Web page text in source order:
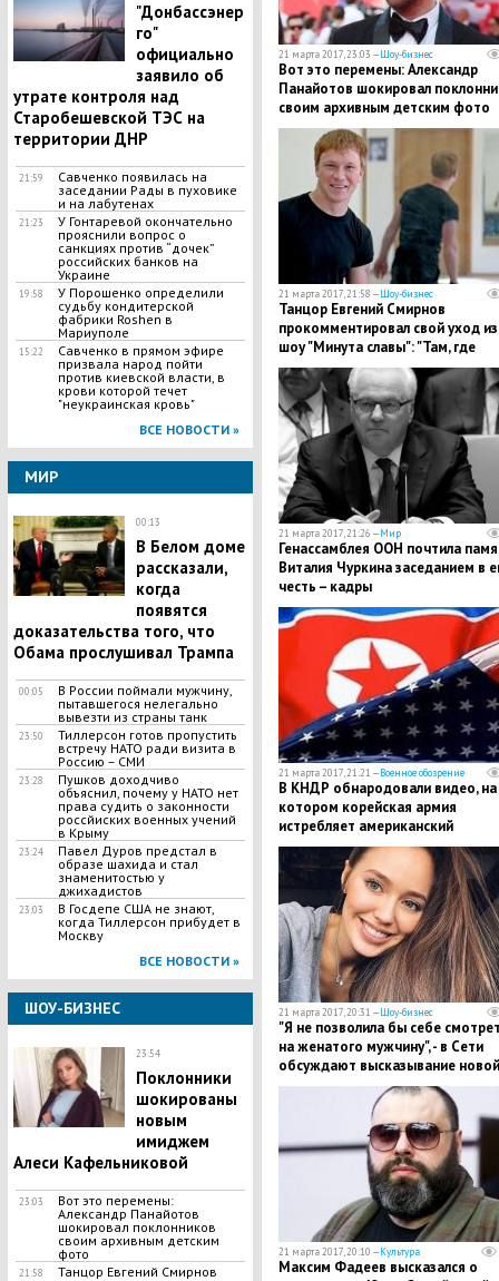
"Донбассэнер
го"
официально
заявило об
утрате контроля над
Старобешевской ТЭС на
территории ДНР
21:59
Савченко появилась на
заседании Рады в пуховике
и на лабутенах
21:23
У Гонтаревой окончательно
прояснили вопрос о
санкциях против “дочек”
российских банков на
Украине
19:58
У Порошенко определили
судьбу кондитерской
фабрики Roshen в
Мариуполе
15:22
Савченко в прямом эфире
призвала народ пойти
против киевской власти, в
крови которой течет
"неукраинская кровь"
ВСЕ НОВОСТИ »
МИР
00:13
В Белом доме
рассказали,
когда
появятся
доказательства того, что
Обама прослушивал Трампа
00:05
В России поймали мужчину,
пытавшегося нелегально
вывезти из страны танк
23:50
Тиллерсон готов пропустить
встречу НАТО ради визита в
Россию – СМИ
23:28
Пушков доходчиво
объяснил, почему у НАТО нет
права судить о законности
россйиских военных учений
в Крыму
23:24
Павел Дуров предстал в
образе шахида и стал
знаменитостью у
джихадистов
23:03
В Госдепе США не знают,
когда Тиллерсон прибудет в
Москву
ВСЕ НОВОСТИ »
ШОУ-БИЗНЕС
23:54
Поклонники
шокированы
новым
имиджем
Алеси Кафельниковой
23:03
Вот это перемены:
Александр Панайотов
шокировал поклонников
своим архивным детским
фото
21:58
Танцор Евгений Смирнов
21 марта 2017, 23:03 —Шоу-бизнес
Вот это перемены: Александр
Панайотов шокировал
своим архивным детским фото
21 марта 2017, 21:58 —Шоу-бизнес
Танцор Евгений Смирнов
прокомментировал свой уход из
шоу "Минута славы": "Там, где
негатив, меня быть не должно"
21 марта 2017, 21:26 —Мир
Генассамблея ООН почтила
Виталия Чуркина заседанием в
честь – кадры
21 марта 2017, 21:21 —Военное обозрение
В КНДР обнародовали видео, на
котором корейская армия
истребляет американский
авианосец Carl Vinson и
бомбардировщик B-1 Lancer
21 марта 2017, 20:31 —Шоу-бизнес
"Я не позволила бы себе
на женатого мужчину", - в Сети
обсуждают высказывание новой
подруги Дмитрия Тарасова
21 марта 2017, 20:10 —Культура
Максим Фадеев высказался о